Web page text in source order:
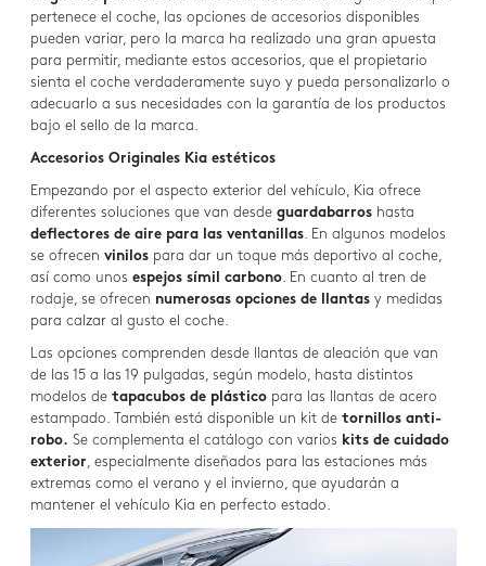
pertenece el coche, las opciones de accesorios disponibles
pueden variar, pero la marca ha realizado una gran apuesta
para permitir, mediante estos accesorios, que el propietario
sienta el coche verdaderamente suyo y pueda personalizarlo o
adecuarlo a sus necesidades con la garantía de los productos
bajo el sello de la marca.
Accesorios Originales Kia estéticos
Empezando por el aspecto exterior del vehículo, Kia ofrece
diferentes soluciones que van desde guardabarroshasta
deflectores de aire para las ventanillas. En algunos modelos
se ofrecen vinilospara dar un toque más deportivo al coche,
así como unos espejos símil carbono. En cuanto al tren de
rodaje, se ofrecen numerosas opciones de llantasy medidas
para calzar al gusto el coche.
Las opciones comprenden desde llantas de aleación que van
de las 15 a las 19 pulgadas, según modelo, hasta distintos
modelos detapacubos de plásticopara las llantas de acero
estampado. También está disponible un kit de tornillos anti-
robo. Se complementa el catálogo con varios kits de cuidado
exterior, especialmente diseñados para las estaciones más
extremas como el verano y el invierno, que ayudarán a
mantener el vehículo Kia en perfecto estado.